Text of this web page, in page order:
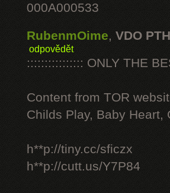
000A000533
RubenmOime, VDO
odpovědět
:::::::::::::::: ONLY THE
Content from TOR
Childs Play, Baby Heart,
h**p://tiny.cc/sficzx
h**p://cutt.us/Y7P84